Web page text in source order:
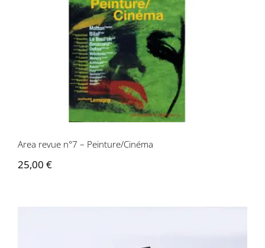
Area revue n°7 – Peinture/Cinéma
Area revue n°7 – Peinture/Cinéma
25,00 €